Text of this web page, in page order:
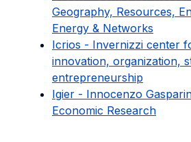
Geography, Resources,
Energy & Networks
Icrios - Invernizzi center
innovation, organization,
entrepreneurship
Igier - Innocenzo
Economic Research